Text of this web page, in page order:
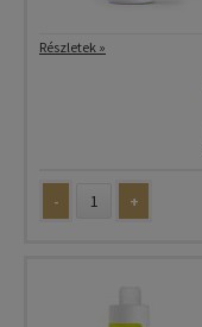
Részletek »
- +